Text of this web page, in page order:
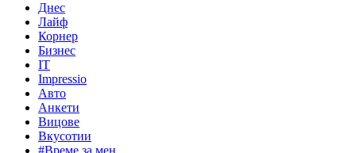
Днес
Лайф
Корнер
Бизнес
IT
Impressio
Авто
Анкети
Вицове
Вкусотии